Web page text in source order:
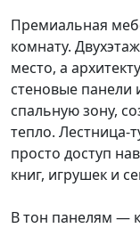
Премиальная
комнату.
место, а
стеновые
спальную зону,
тепло.
просто доступ
книг, игрушек и
В тон панелям —